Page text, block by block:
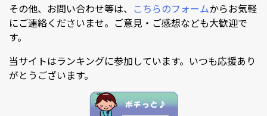
その他、お問い合わせ等は、 こちらのフォームからお気軽
にご連絡くださいませ。ご意見・ご感想なども大歓迎で
す。
当サイトはランキングに参加しています。いつも応援あり
がとうございます。